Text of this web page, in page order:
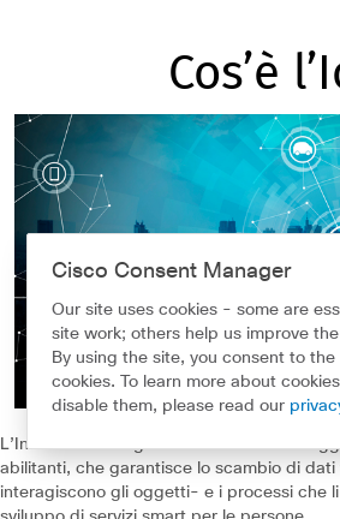
Cisco Consent Manager
Our site uses cookies - some are
site work; others help us improve
By using the site, you consent to
cookies. To learn more about
disable them, please read our
Cos’è
L’Internet of Things è un ecosistema di
abilitanti, che garantisce lo scambio di
interagiscono gli oggetti- e i processi che